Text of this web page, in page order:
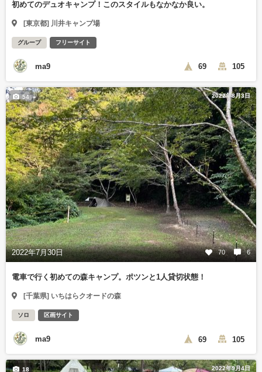
初めてのデュオキャンプ！このスタイルもなかなか良い。
[東京都] 川井キャンプ場
グループ フリーサイト
ma9 69 105
2022年8月3日
2022年7月30日 70 6
54
電車で行く初めての森キャンプ。ポツンと1人貸切状態！
[千葉県] いちはらクオードの森
ソロ 区画サイト
ma9 69 105
2022年9月4日
18